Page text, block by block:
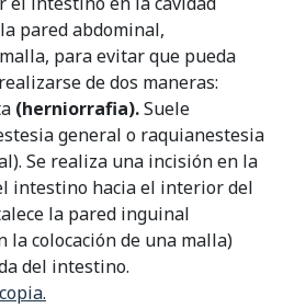
pared abdominal,
para evitar que pueda
de dos maneras:
(herniorrafia).Suele
general o raquianestesia
Se realiza una incisión en la
intestino hacia el interior del
la pared inguinal
la colocación de una malla)
del intestino.